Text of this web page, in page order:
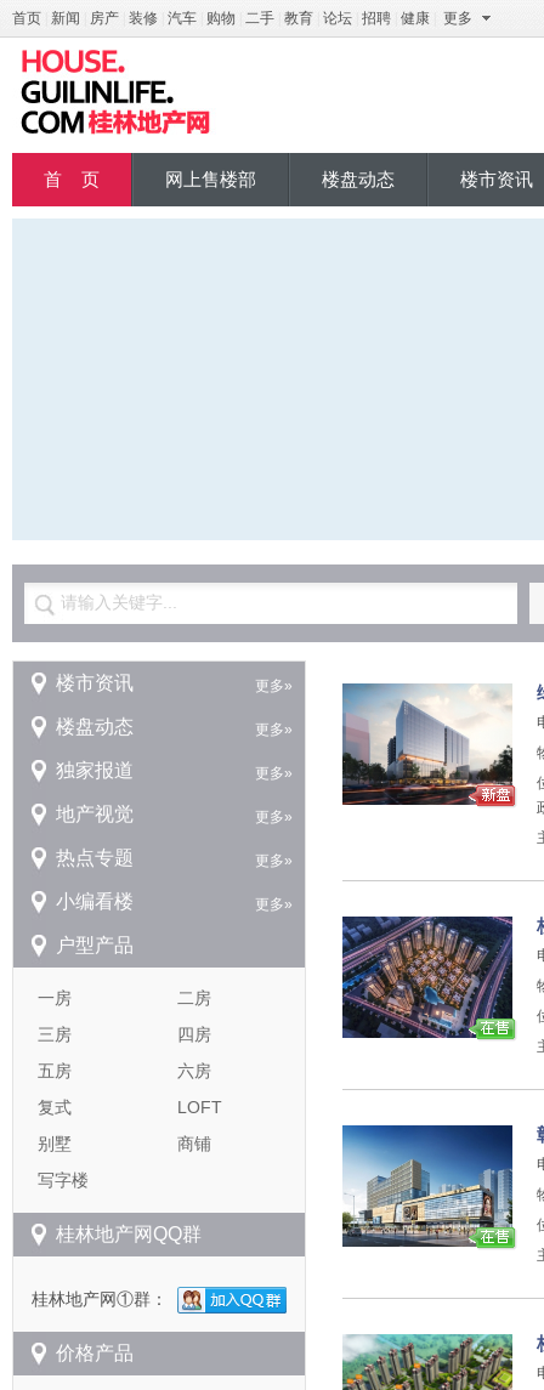
首页 新闻 房产 装修 汽车 购物 二手 教育 论坛 招聘 健康 更多
首 页 网上售楼部 楼盘动态 楼市资讯
请输入关键字...
更多»
楼市资讯
更多»
楼盘动态
更多»
独家报道
更多»
地产视觉
更多»
热点专题
更多»
小编看楼
户型产品
一房
二房
三房
四房
五房
六房
复式
LOFT
别墅
商铺
写字楼
桂林地产网QQ群
桂林地产网①群：
价格产品